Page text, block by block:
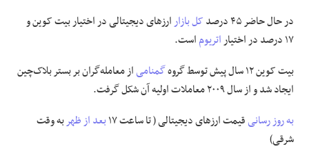
در حال حاضر ۴۵ درصد
کل بازارارزهای دیجیتالی در اختیار بیت کوین و
۱۷ درصد در اختیار
اتریوماست.
بیت‌ کوین ۱۲ سال پیش توسط گروه
گمنامیاز معامله‌گران بر بستر بلاک‌چین
ایجاد شد و از سال ۲۰۰۹ معاملات اولیه آن شکل گرفت.
به روز رسانیقیمت ارزهای دیجیتالی ( تا ساعت ۱۷ بعد از ظهربه وقت
شرقی)